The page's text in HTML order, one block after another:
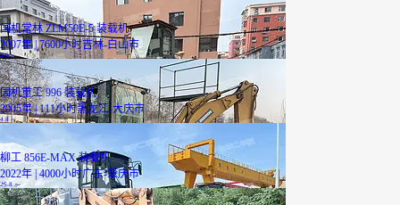
国机常林 ZLM50E-5 装载机
2007年 | 7600小时吉林-白山市
3.9万
国机重工 996 装载机
2005年 | 111小时黑龙江-大庆市
4.8 万
柳工 856E-MAX 装载机
2022年 | 4000小时广东-肇庆市
25.8万